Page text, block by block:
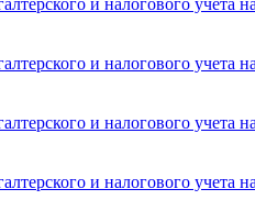
и налогового
и налогового учета
и налогового
и налогового